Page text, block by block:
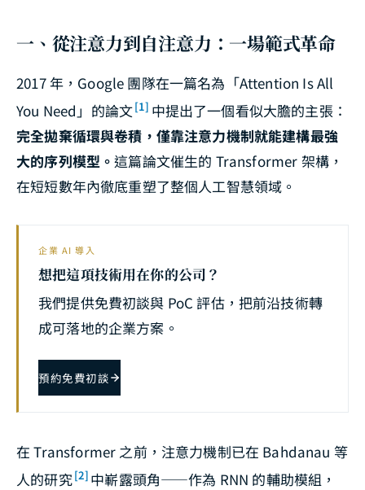
一、從注意力到自注意力：一場範式革命
2017 年，Google 團隊在一篇名為「Attention Is All
You Need」的論文[1] 中提出了一個看似大膽的主張：
完全拋棄循環與卷積，僅靠注意力機制就能建構最強
大的序列模型。這篇論文催生的 Transformer 架構，
在短短數年內徹底重塑了整個人工智慧領域。
企業 AI 導入
想把這項技術用在你的公司？
我們提供免費初談與 PoC 評估，把前沿技術轉
成可落地的企業方案。
預約免費初談
在 Transformer 之前，注意力機制已在 Bahdanau 等
人的研究[2] 中嶄露頭角——作為 RNN 的輔助模組，